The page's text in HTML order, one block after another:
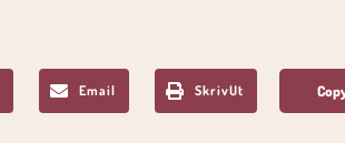
Email SkrivUt